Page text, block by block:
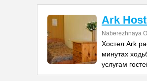
Ark
Naberezhnaya
Хостел Ark
минутах
услугам